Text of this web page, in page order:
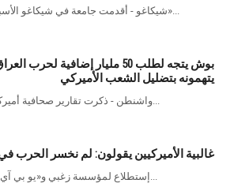
شيكاغو - أقدمت جامعة في شيكاغو الأسبوع الماضي، على«إعفاء»...
بوش يتجه لطلب 50 مليار إضافية
يتهمونه بتضليل الشعب الأميركي
غالبية الأميركيين يقولون: لم نخسر الحرب